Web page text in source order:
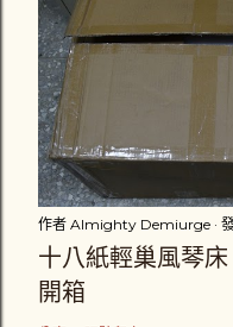
作者 Almighty Demiurge
十八紙輕巢風琴
開箱